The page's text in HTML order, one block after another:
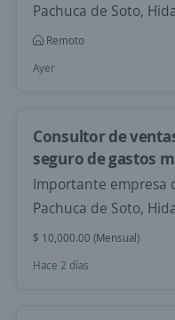
Pachuca de Soto,
Remoto
Ayer
Consultor de
seguro de gastos
Importante empresa
Pachuca de Soto,
$ 10,000.00 (Mensual)
Hace 2 días